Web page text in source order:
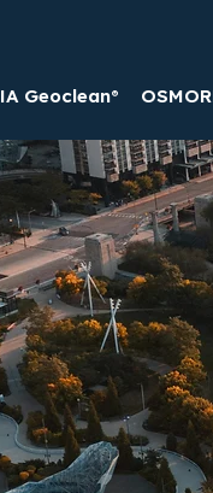
Geoclean®